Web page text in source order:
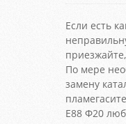
Если есть
По мере
замену
Е88 Ф20